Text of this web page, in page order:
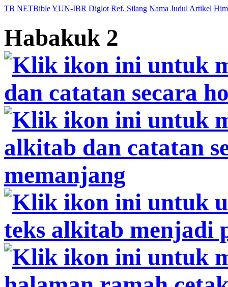
TB NETBibleYUN-IBR Diglot Ref. Silang Nama Judul Artikel
Habakuk 2